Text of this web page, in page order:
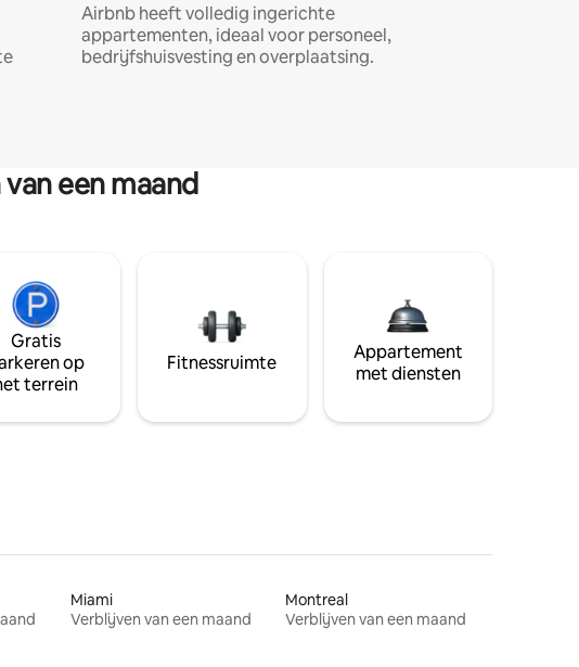
Airbnb heeft volledig ingerichte
appartementen, ideaal voor personeel,
bedrijfshuisvesting en overplaatsing.
een maand
Gratis
op
terrein
Fitnessruimte
Appartement
met diensten
Miami
Verblijven van een maand
Montreal
Verblijven van een maand